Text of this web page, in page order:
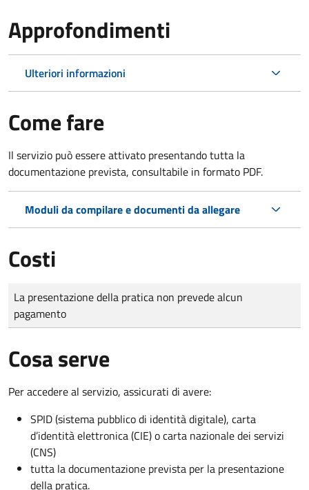
Approfondimenti
Ulteriori informazioni
Come fare
Il servizio può essere attivato presentando tutta la
documentazione prevista, consultabile in formato PDF.
Moduli da compilare e documenti da allegare
Costi
Tipo di pagamento
Importo
La presentazione della pratica non prevede alcun
pagamento
Cosa serve
Per accedere al servizio, assicurati di avere:
SPID (sistema pubblico di identità digitale), carta
d’identità elettronica (CIE) o carta nazionale dei servizi
(CNS)
tutta la documentazione prevista per la presentazione
della pratica.